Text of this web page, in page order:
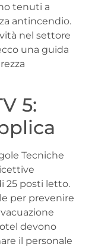
tenuti a
antincendio.
nel settore
una guida
5:
Tecniche
25 posti letto.
per prevenire
devono
il personale